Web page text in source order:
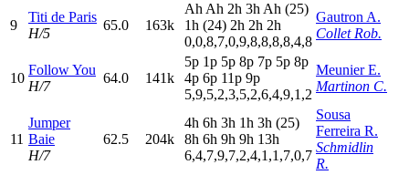
9
Titi de Paris
H/5
65.0 163k
Ah Ah 2h 3h Ah (25)
1h (24) 2h 2h 2h
0,0,8,7,0,9,8,8,8,8,4,8
Gautron A.
Collet Rob.
10
Follow You
H/7
64.0 141k
5p 1p 5p 8p 7p 5p 8p
4p 6p 11p 9p
5,9,5,2,3,5,2,6,4,9,1,2
Meunier E.
Martinon C.
11
Jumper
Baie
H/7
62.5 204k
4h 6h 3h 1h 3h (25)
8h 6h 9h 9h 13h
6,4,7,9,7,2,4,1,1,7,0,7
Sousa
Ferreira R.
Schmidlin
R.